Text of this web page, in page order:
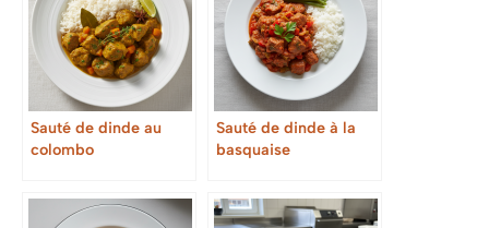
Sauté de dinde au
colombo
Sauté de dinde à la
basquaise